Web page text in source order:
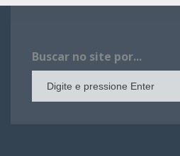
Buscar no site por...